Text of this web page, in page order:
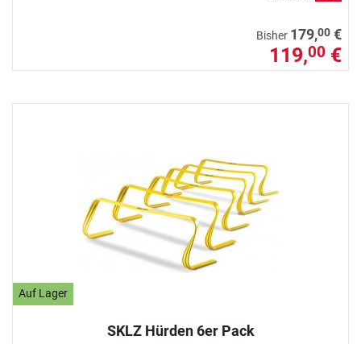
Bisher 179,00 €
119,00 €
Auf Lager
SKLZ Hürden 6er Pack